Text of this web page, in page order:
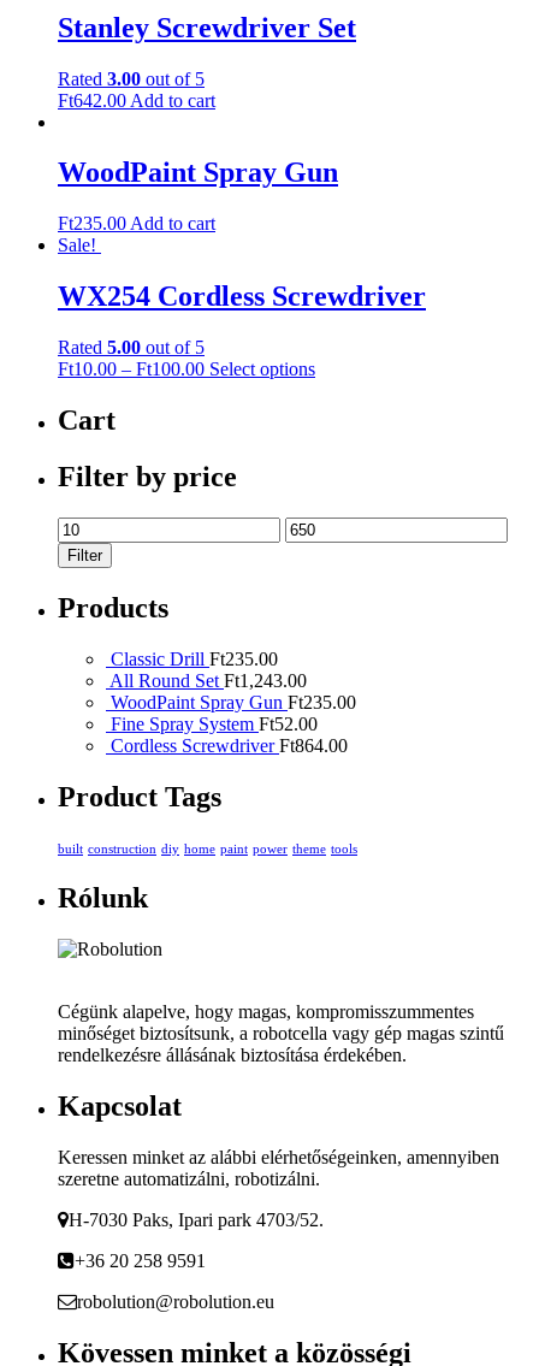
Stanley Screwdriver Set
Rated 3.00 out of 5
Ft642.00 Add to cart
WoodPaint Spray Gun
Ft235.00 Add to cart
Sale!
WX254 Cordless Screwdriver
Rated 5.00 out of 5
Ft10.00 – Ft100.00 Select optionsThis
may
be
Cart
Filter by price
Min
price
Max
price
Filter
Products
Classic Drill Ft235.00
All Round Set Ft1,243.00
WoodPaint Spray Gun Ft235.00
Fine Spray System Ft52.00
Cordless Screwdriver Ft864.00
Product Tags
built construction diy home paint power theme tools
Rólunk
Cégünk alapelve, hogy magas, kompromisszummentes
minőséget biztosítsunk, a robotcella vagy gép magas szintű
rendelkezésre állásának biztosítása érdekében.
Kapcsolat
Keressen minket az alábbi elérhetőségeinken, amennyiben
szeretne automatizálni, robotizálni.
H-7030 Paks, Ipari park 4703/52.
+36 20 258 9591
robolution@robolution.eu
Kövessen minket a közösségi